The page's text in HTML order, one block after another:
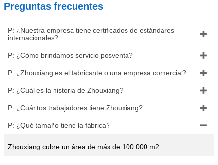
Preguntas frecuentes
P: ¿Nuestra empresa tiene certificados de estándares
internacionales?

P: ¿Cómo brindamos servicio posventa? 
P: ¿Zhouxiang es el fabricante o una empresa comercial? 
P: ¿Cuál es la historia de Zhouxiang? 
P: ¿Cuántos trabajadores tiene Zhouxiang? 
P: ¿Qué tamaño tiene la fábrica? 
Zhouxiang cubre un área de más de 100.000 m2.